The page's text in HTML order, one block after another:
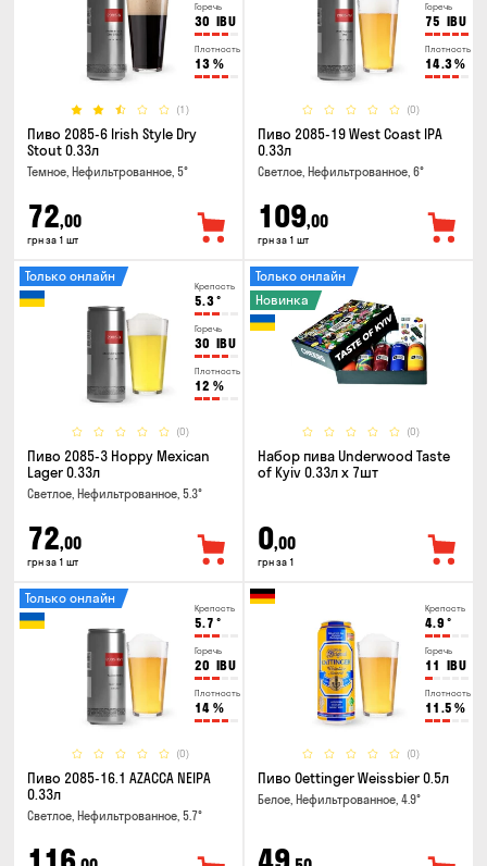
Горечь
30 IBU
Плотность
13 %
(1)
Пиво 2085-6 Irish Style Dry
Stout 0.33л
Темное, Нефильтрованное, 5°
72,00
грн за 1 шт
Горечь
75 IBU
Плотность
14.3%
(0)
Пиво 2085-19 West Coast IPA
0.33л
Светлое, Нефильтрованное, 6°
109,00
грн за 1 шт
Крепость
5.3°
Горечь
30 IBU
Плотность
12 %
(0)
Только онлайн
Пиво 2085-3 Hoppy Mexican
Lager 0.33л
Светлое, Нефильтрованное, 5.3°
72,00
грн за 1 шт
(0)
Только онлайн
Новинка
Набор пива Underwood Taste
of Kyiv 0.33л x 7шт
0,00
грн за 1
Крепость
5.7 °
Горечь
20 IBU
Плотность
14 %
(0)
Только онлайн
Пиво 2085-16.1 AZACCA NEIPA
0.33л
Светлое, Нефильтрованное, 5.7°
Крепость
4.9 °
Горечь
11 IBU
Плотность
11.5 %
(0)
Пиво Oettinger Weissbier 0.5л
Белое, Нефильтрованное, 4.9°